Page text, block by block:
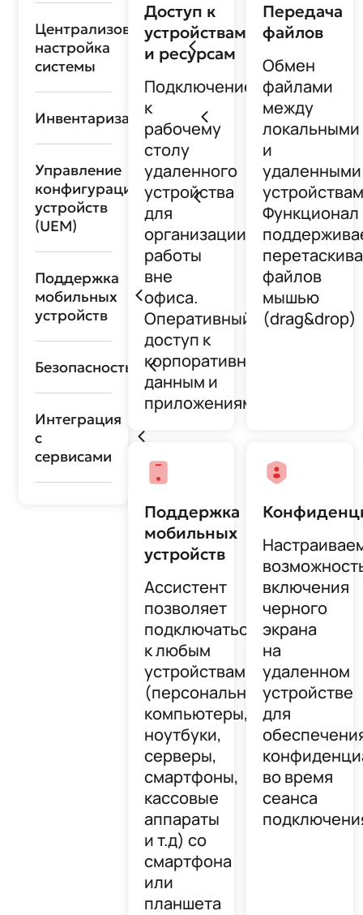
Централизованная
настройка
системы
Инвентаризация
Управление
конфигурацией
устройств
(UEM)
Поддержка
мобильных
устройств
Безопасность
Интеграция
с
сервисами
Доступ к
устройствам
и ресурсам
Подключение
к
рабочему
столу
удаленного
устройства
для
организации
работы
вне
офиса.
Оперативный
доступ к
корпоративным
данным и
приложениям
Передача
файлов
Обмен
файлами
между
локальными
и
удаленными
Функционал
файлов
мышью
(drag&drop)
Поддержка
мобильных
устройств
Ассистент
позволяет
подключаться
к любым
устройствам
(персональные
компьютеры,
ноутбуки,
серверы,
смартфоны,
кассовые
аппараты
и т.д) со
смартфона
или
планшета
включения
черного
экрана
на
удаленном
устройстве
для
во время
сеанса